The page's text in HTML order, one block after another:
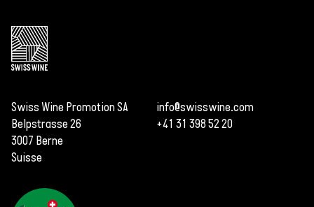
Swiss Wine Promotion SA
Belpstrasse 26
3007 Berne
Suisse
info@swisswine.com
+41 31 398 52 20